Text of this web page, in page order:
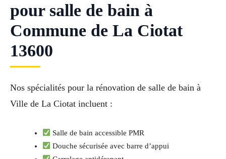
pour salle de bain à
Commune de La Ciotat
13600
Nos spécialités pour la rénovation de salle de bain à
Ville de La Ciotat incluent :
Salle de bain accessible PMR
Douche sécurisée avec barre d’appui